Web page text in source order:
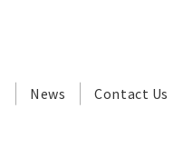
News Contact Us